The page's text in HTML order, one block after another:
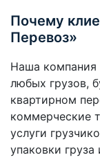
Почему
Перевоз»
Наша компания
любых грузов,
квартирном
коммерческие
услуги
упаковки